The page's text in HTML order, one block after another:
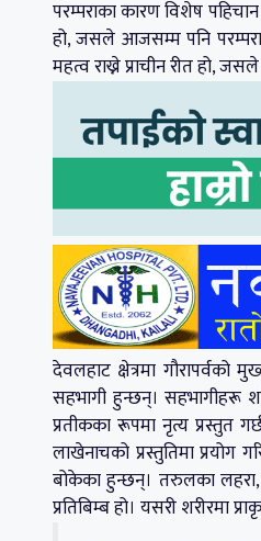
परम्पराका कारण विशेष
हो, जसले आजसम्म पनि
महत्व राख्ने प्राचीन रीत हो,
देवलहाट क्षेत्रमा गौरापर्वको
सहभागी हुन्छन्। सहभागीहरू
प्रतीकका रूपमा नृत्य प्रस्तुत
लाखेनाचको प्रस्तुतिमा
बोकेका हुन्छन्। तरुलका लहरा,
प्रतिबिम्ब हो। यसरी शरीरमा